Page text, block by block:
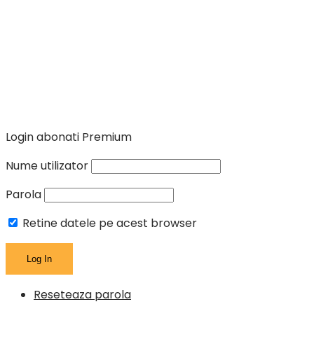
Login abonati Premium
Nume utilizator
Parola
Retine datele pe acest browser
Reseteaza parola